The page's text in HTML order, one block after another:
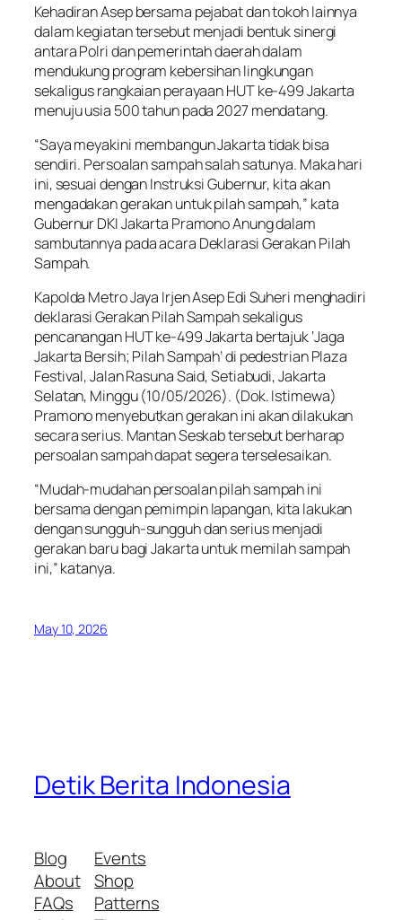
Kehadiran Asep bersama pejabat dan tokoh lainnya
dalam kegiatan tersebut menjadi bentuk sinergi
antara Polri dan pemerintah daerah dalam
mendukung program kebersihan lingkungan
sekaligus rangkaian perayaan HUT ke-499 Jakarta
menuju usia 500 tahun pada 2027 mendatang.
“Saya meyakini membangun Jakarta tidak bisa
sendiri. Persoalan sampah salah satunya. Maka hari
ini, sesuai dengan Instruksi Gubernur, kita akan
mengadakan gerakan untuk pilah sampah,” kata
Gubernur DKI Jakarta Pramono Anung dalam
sambutannya pada acara Deklarasi Gerakan Pilah
Sampah.
Kapolda Metro Jaya Irjen Asep Edi Suheri menghadiri
deklarasi Gerakan Pilah Sampah sekaligus
pencanangan HUT ke-499 Jakarta bertajuk ‘Jaga
Jakarta Bersih; Pilah Sampah’ di pedestrian Plaza
Festival, Jalan Rasuna Said, Setiabudi, Jakarta
Selatan, Minggu (10/05/2026). (Dok. Istimewa)
Pramono menyebutkan gerakan ini akan dilakukan
secara serius. Mantan Seskab tersebut berharap
persoalan sampah dapat segera terselesaikan.
“Mudah-mudahan persoalan pilah sampah ini
bersama dengan pemimpin lapangan, kita lakukan
dengan sungguh-sungguh dan serius menjadi
gerakan baru bagi Jakarta untuk memilah sampah
ini,” katanya.
May 10, 2026
Detik Berita Indonesia
Blog
About
FAQs
Events
Shop
Patterns